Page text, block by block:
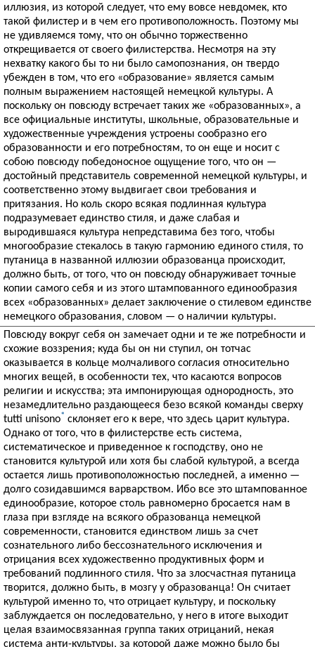
иллюзия, из которой следует, что ему вовсе невдомек, кто
такой филистер и в чем его противоположность. Поэтому мы
не удивляемся тому, что он обычно торжественно
открещивается от своего филистерства. Несмотря на эту
нехватку какого бы то ни было самопознания, он твердо
убежден в том, что его «образование» является самым
полным выражением настоящей немецкой культуры. А
поскольку он повсюду встречает таких же «образованных», а
все официальные институты, школьные, образовательные и
художественные учреждения устроены сообразно его
образованности и его потребностям, то он еще и носит с
собою повсюду победоносное ощущение того, что он —
достойный представитель современной немецкой культуры, и
соответственно этому выдвигает свои требования и
притязания. Но коль скоро всякая подлинная культура
подразумевает единство стиля, и даже слабая и
выродившаяся культура непредставима без того, чтобы
многообразие стекалось в такую гармонию единого стиля, то
путаница в названной иллюзии образованца происходит,
должно быть, от того, что он повсюду обнаруживает точные
копии самого себя и из этого штампованного единообразия
всех «образованных» делает заключение о стилевом единстве
немецкого образования, словом — о наличии культуры.
Повсюду вокруг себя он замечает одни и те же потребности и
схожие воззрения; куда бы он ни ступил, он тотчас
оказывается в кольце молчаливого согласия относительно
многих вещей, в особенности тех, что касаются вопросов
религии и искусства; эта импонирующая однородность, это
незамедлительно раздающееся безо всякой команды сверху
tutti unisono* склоняет его к вере, что здесь царит культура.
Однако от того, что в филистерстве есть система,
систематическое и приведенное к господству, оно не
становится культурой или хотя бы слабой культурой, а всегда
остается лишь противоположностью последней, а именно —
долго созидавшимся варварством. Ибо все это штампованное
единообразие, которое столь равномерно бросается нам в
глаза при взгляде на всякого образованца немецкой
современности, становится единством лишь за счет
сознательного либо бессознательного исключения и
отрицания всех художественно продуктивных форм и
требований подлинного стиля. Что за злосчастная путаница
творится, должно быть, в мозгу у образованца! Он считает
культурой именно то, что отрицает культуру, и поскольку
заблуждается он последовательно, у него в итоге выходит
целая взаимосвязанная группа таких отрицаний, некая
система анти-культуры, за которой даже можно было бы